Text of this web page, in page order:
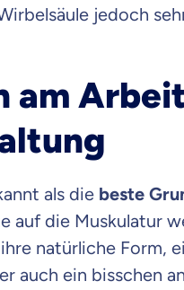
jedoch
am
als die beste
auf die Muskulatur
natürliche Form,
auch ein bisschen
Krankenvoll
Versicherung
Beamten
Versicherung